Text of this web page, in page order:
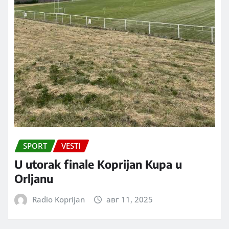
SPORT VESTI
U utorak finale Koprijan Kupa u
Orljanu
Radio Koprijan авг 11, 2025